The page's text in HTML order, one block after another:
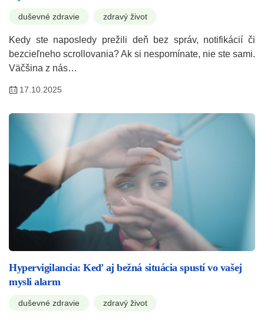
duševné zdravie zdravý život
Kedy ste naposledy prežili deň bez správ, notifikácií či
bezcieľneho scrollovania? Ak si nespomínate, nie ste sami.
Väčšina z nás…
17.10.2025
Hypervigilancia: Keď aj bežná situácia spustí vo vašej
mysli alarm
duševné zdravie zdravý život